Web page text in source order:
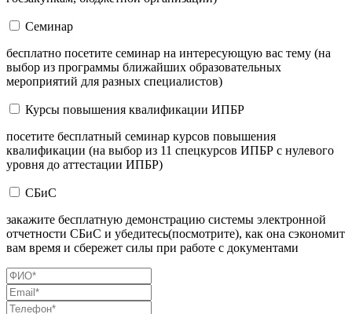
Семинар
бесплатно посетите семинар на интересующую вас тему (на
выбор из программы ближайших образовательных
мероприятий для разных специалистов)
Курсы повышения квалификации ИПБР
посетите бесплатный семинар курсов повышения
квалификации (на выбор из 11 спецкурсов ИПБР с нулевого
уровня до аттестации ИПБР)
СБиС
закажите бесплатную демонстрацию системы электронной
отчетности СБиС и убедитесь(посмотрите), как она сэкономит
вам время и сбережет силы при работе с документами